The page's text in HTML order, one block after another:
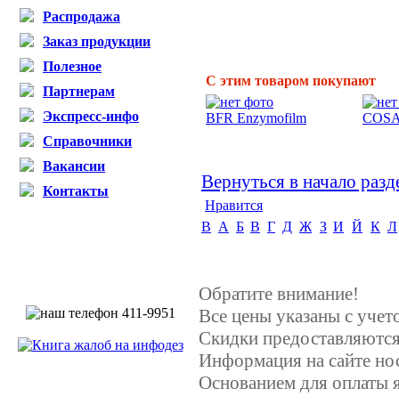
Распродажа
Заказ продукции
Полезное
Партнерам
Экспресс-инфо
Справочники
Вакансии
Контакты
С этим товаром покупают
BFR Enzymofilm
Вернуться в начало
Нравится
B А Б В Г Д Ж З И Й К Л
Обратите внимание!
Все цены указаны с
Скидки
Информация на сайте
Основанием для оплаты